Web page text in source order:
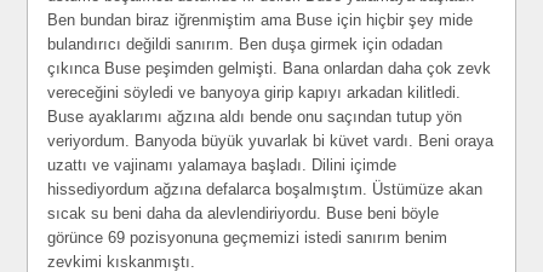
Ben bundan biraz iğrenmiştim ama Buse için hiçbir şey mide
bulandırıcı değildi sanırım. Ben duşa girmek için odadan
çıkınca Buse peşimden gelmişti. Bana onlardan daha çok zevk
vereceğini söyledi ve banyoya girip kapıyı arkadan kilitledi.
Buse ayaklarımı ağzına aldı bende onu saçından tutup yön
veriyordum. Banyoda büyük yuvarlak bi küvet vardı. Beni oraya
uzattı ve vajinamı yalamaya başladı. Dilini içimde
hissediyordum ağzına defalarca boşalmıştım. Üstümüze akan
sıcak su beni daha da alevlendiriyordu. Buse beni böyle
görünce 69 pozisyonuna geçmemizi istedi sanırım benim
zevkimi kıskanmıştı.